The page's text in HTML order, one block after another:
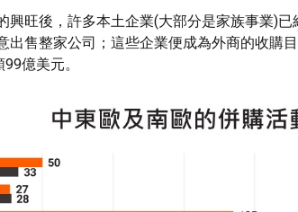
興旺後，許多本土企業(大部分是家族事業)
出售整家公司；這些企業便成為外商的收購
億美元。